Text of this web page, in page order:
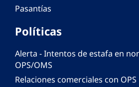
Pasantías
Políticas
Alerta - Intentos de estafa en
OPS/OMS
Relaciones comerciales con OPS